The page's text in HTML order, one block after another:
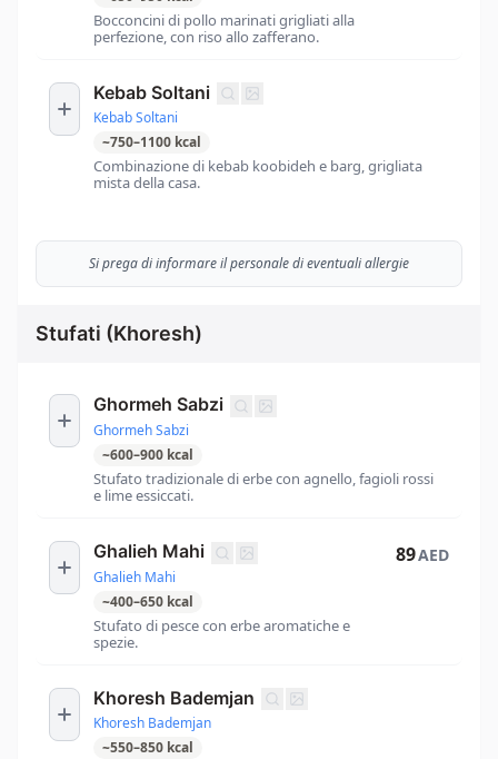
Bocconcini di pollo marinati grigliati alla
perfezione, con riso allo zafferano.
Kebab Soltani
Kebab Soltani
~750–1100 kcal
Combinazione di kebab koobideh e barg, grigliata
mista della casa.
Si prega di informare il personale di eventuali allergie
Stufati (Khoresh)
Ghormeh Sabzi
Ghormeh Sabzi
~600–900 kcal
Stufato tradizionale di erbe con agnello, fagioli rossi
e lime essiccati.
Ghalieh Mahi
Ghalieh Mahi
~400–650 kcal
Stufato di pesce con erbe aromatiche e
spezie.
89AED
Khoresh Bademjan
Khoresh Bademjan
~550–850 kcal